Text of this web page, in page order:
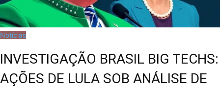
Notícias
INVESTIGAÇÃO BRASIL BIG TECHS:
AÇÕES DE LULA SOB ANÁLISE DE